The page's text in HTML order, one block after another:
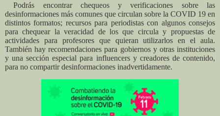
Podrás encontrar chequeos y verificaciones sobre las
desinformaciones más comunes que circulan sobre la COVID 19 en
distintos formatos; recursos para periodistas con algunos consejos
para chequear la veracidad de los que circula y propuestas de
actividades para profesores que quieran utilizarlos en el aula.
También hay recomendaciones para gobiernos y otras instituciones
y una sección especial para influencers y creadores de contenido,
para no compartir desinformaciones inadvertidamente.